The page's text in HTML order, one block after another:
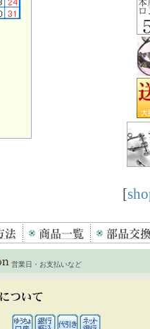
[
営業日・お支払いなど